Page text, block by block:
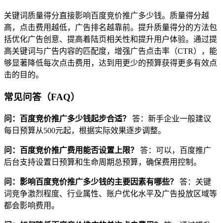
关键词质量得分直接影响百度竞价推广多少钱。质量得分越
高，点击费用越低，广告排名越靠前。提升质量得分的方法包
括优化广告创意、提高着陆页相关性和提升用户体验。通过提
高关键词与广告内容的匹配度，增强广告点击率（CTR），能
够显著降低每次点击费用，达到用更少的预算获得更多有效点
击的目的。
常见问答（FAQ）
问：百度竞价推广多少钱起步合适？
答：新手企业一般建议
每日预算从500元起，根据实际效果逐步调整。
问：百度竞价推广费用能否设置上限？
答：可以，百度推广
后台支持设置日预算和生命周期总预算，确保费用控制。
问：影响百度竞价推广多少钱的主要因素有哪些？
答：关键
词竞争激烈程度、行业属性、账户优化水平及广告投放区域等
都会影响费用。